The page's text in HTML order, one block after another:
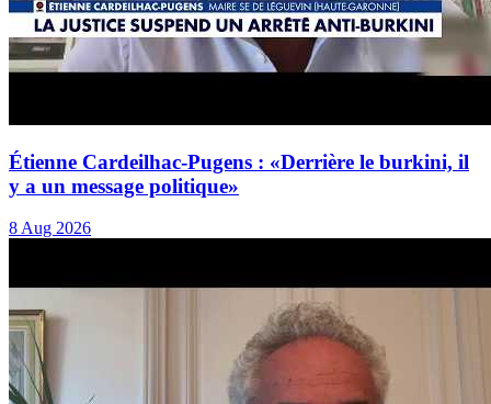
Étienne Cardeilhac-Pugens : «Derrière le burkini, il
y a un message politique»
8 Aug 2026